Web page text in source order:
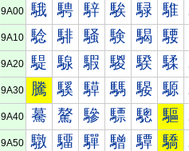
9A00 騀 騁 騂 騃 騄 騅
9A10 騐 騑 騒 験 騔 騕
9A20 騠 騡 騢 騣 騤 騥
9A30 騰 騱 騲 騳 騴 騵
9A40 驀 驁 驂 驃 驄 驅
9A50 驐 驑 驒 驓 驔 驕